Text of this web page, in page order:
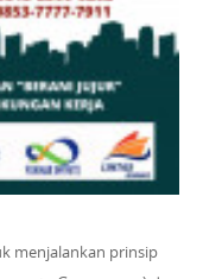
menjalankan prinsip